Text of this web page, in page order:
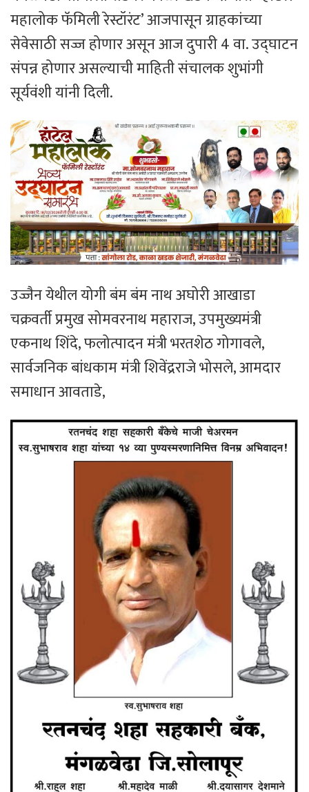
p
महालोक फॅमिली रेस्टॉरंट’ आजपासून ग्राहकांच्या
सेवेसाठी सज्ज होणार असून आज दुपारी 4 वा. उद्घाटन
संपन्न होणार असल्याची माहिती संचालक शुभांगी
सूर्यवंशी यांनी दिली.
उज्जैन येथील योगी बंम बंम नाथ अघोरी आखाडा
चक्रवर्ती प्रमुख सोमवरनाथ महाराज, उपमुख्यमंत्री
एकनाथ शिंदे, फलोत्पादन मंत्री भरतशेठ गोगावले,
सार्वजनिक बांधकाम मंत्री शिवेंद्रराजे भोसले, आमदार
समाधान आवताडे,